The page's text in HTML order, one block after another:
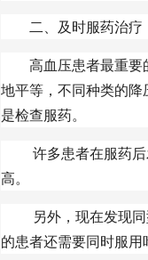
二、及时服药治疗
高血压患者最重要
地平等，不同种类的
是检查服药。
许多患者在服药后
高。
另外，现在发现同
的患者还需要同时服用